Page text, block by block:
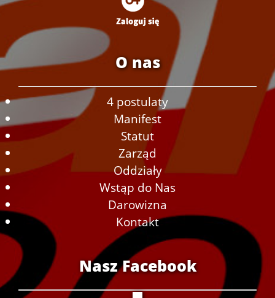
O nas
4 postulaty
Manifest
Statut
Zarząd
Oddziały
Wstąp do Nas
Darowizna
Kontakt
Nasz Facebook